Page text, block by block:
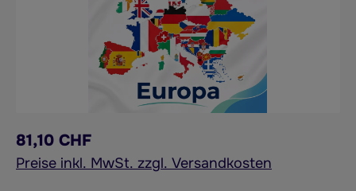
81,10 CHF
Preise inkl. MwSt. zzgl. Versandkosten